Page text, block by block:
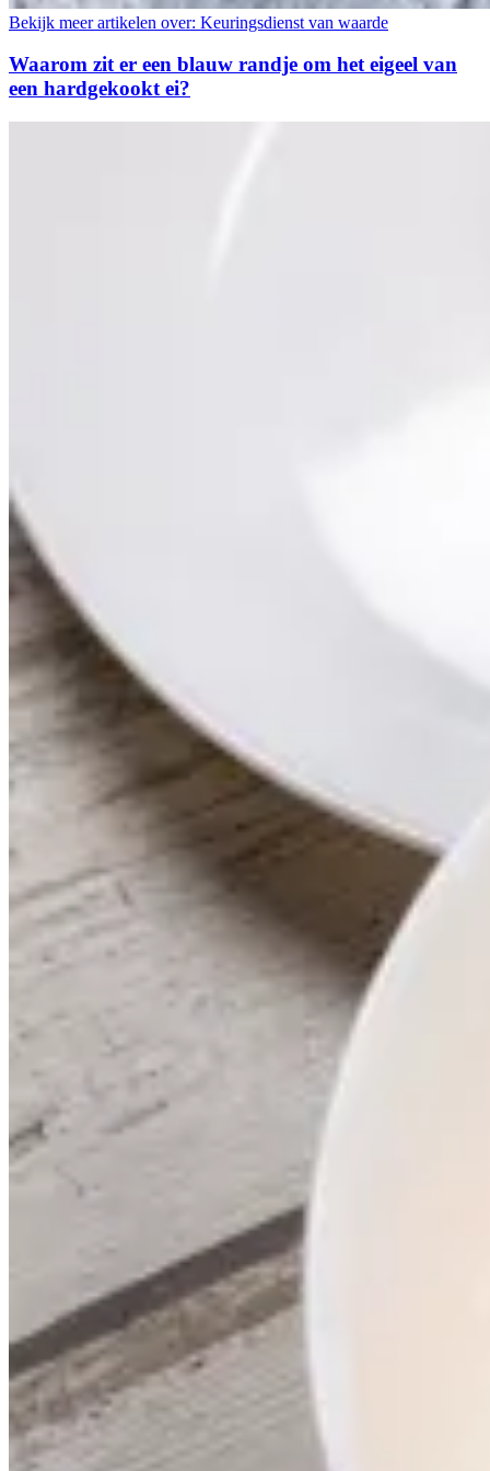
Bekijk meer artikelen over: Keuringsdienst van waarde
Waarom zit er een blauw randje om het eigeel van
een hardgekookt ei?